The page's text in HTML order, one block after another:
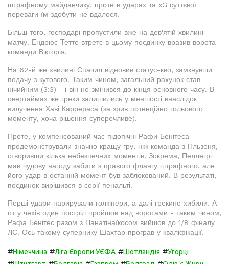
штрафному майданчику, проте в ударах та xG суттєвої
переваги їм здобути не вдалося.
Більш того, господарі пропустили вже на дев'ятій хвилині
матчу. Ендрюс Тетте втретє в цьому поєдинку вразив ворота
команди Вікторія.
На 62-й же хвилині Спачил відновив статус-кво, замкнувши
подачу з кутового. Таким чином, загальний рахунок став
нічийним (3:3) - і він не змінився до кінця основного часу. В
овертаймах же греки залишились у меншості внаслідок
вилучення Хаві Каррераса (за зрив потенційно гольового
моменту, хоча рішення суперечливе).
Проте, у компенсований час підопічні Рафи Бенітеса
продемонстрували значно кращу гру, ніж команда з Пльзеня,
створивши кілька небезпечних моментів. Зокрема, Пеллегрі
мав чудову нагоду забити з правого флангу штрафного, але
його удар в останній момент був заблокований. В результаті,
поєдинок вирішився в серії пенальті.
Перші удари парирували голкіпери, а далі грекине хибили. А
от у чехів один постріл пройшов над воротами - таким чином,
Рафа Бенітес разом з Панатінаїкосом вийшов до 1/8 фіналу
ЛЄ. Ось такому супернику Шахтар програв у кваліфікації.
#Німеччина #Ліга Європи УЄФА #Шотландія #Угорці